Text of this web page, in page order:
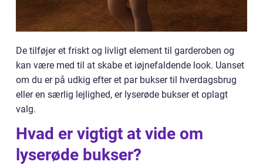
De tilføjer et friskt og livligt element til garderoben og
kan være med til at skabe et iøjnefaldende look. Uanset
om du er på udkig efter et par bukser til hverdagsbrug
eller en særlig lejlighed, er lyserøde bukser et oplagt
valg.
Hvad er vigtigt at vide om
lyserøde bukser?